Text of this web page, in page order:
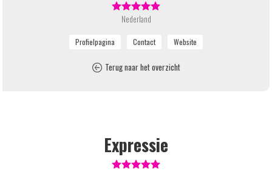
Nederland
Terug naar het overzicht
Expressie